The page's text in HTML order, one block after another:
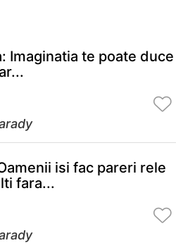
Imaginatia te poate duce
isi fac pareri rele
fara...